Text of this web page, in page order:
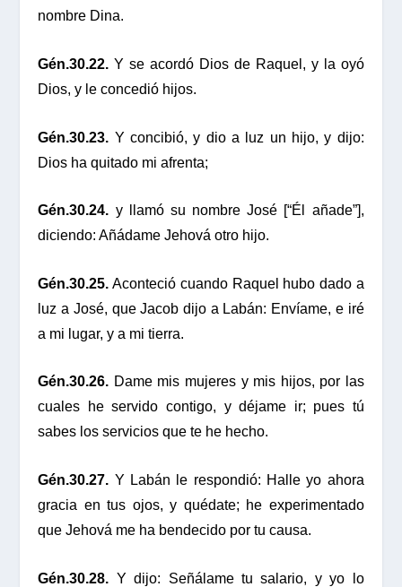
nombre Dina.
Gén.30.22. Y se acordó Dios de Raquel, y la oyó
Dios, y le concedió hijos.
Gén.30.23. Y concibió, y dio a luz un hijo, y dijo:
Dios ha quitado mi afrenta;
Gén.30.24. y llamó su nombre José [“Él añade”],
diciendo: Añádame Jehová otro hijo.
Gén.30.25. Aconteció cuando Raquel hubo dado a
luz a José, que Jacob dijo a Labán: Envíame, e iré
a mi lugar, y a mi tierra.
Gén.30.26. Dame mis mujeres y mis hijos, por las
cuales he servido contigo, y déjame ir; pues tú
sabes los servicios que te he hecho.
Gén.30.27. Y Labán le respondió: Halle yo ahora
gracia en tus ojos, y quédate; he experimentado
que Jehová me ha bendecido por tu causa.
Gén.30.28. Y dijo: Señálame tu salario, y yo lo